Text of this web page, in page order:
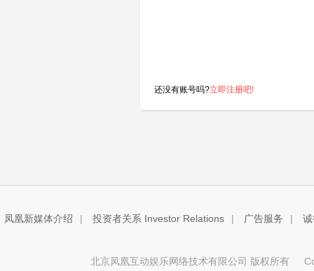
还没有账号吗?立即注册吧!
凤凰新媒体介绍 | 投资者关系 Investor Relations | 广告服务 |
北京凤凰互动娱乐网络技术有限公司 版权所有